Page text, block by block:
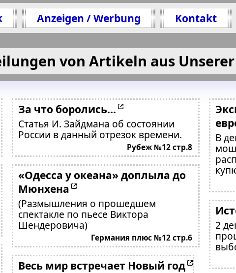
Anzeigen / Werbung Kontakt
von Artikeln aus
За что боролись...
Статья И. Зайдмана об состоянии
России в данный отрезок времени.
Рубеж №12 стр.8
«Одесса у океана» доплыла до
Мюнхена
(Размышления о прошедшем
спектакле по пьесе Виктора
Шендеровича)
Германия плюс №12 стр.6
Весь мир встречает Новый год
В
2